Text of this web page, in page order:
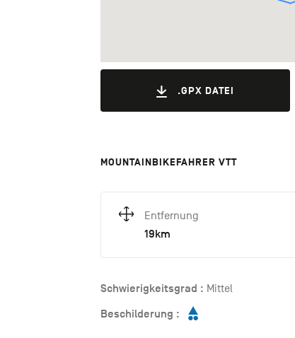
.GPX DATEI
MOUNTAINBIKEFAHRER VTT
Entfernung
19km
Schwierigkeitsgrad : Mittel
Beschilderung :